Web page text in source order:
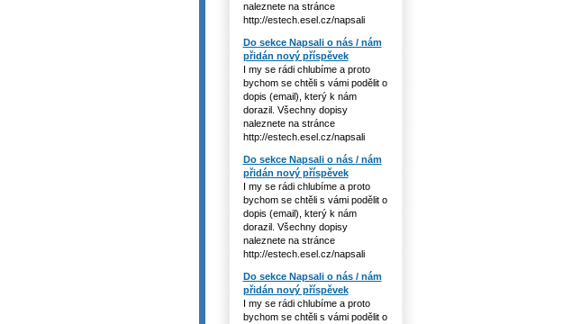
naleznete na stránce
http://estech.esel.cz/napsali
Do sekce Napsali o nás / nám
přidán nový příspěvek
I my se rádi chlubíme a proto
bychom se chtěli s vámi podělit o
dopis (email), který k nám
dorazil. Všechny dopisy
naleznete na stránce
http://estech.esel.cz/napsali
Do sekce Napsali o nás / nám
přidán nový příspěvek
I my se rádi chlubíme a proto
bychom se chtěli s vámi podělit o
dopis (email), který k nám
dorazil. Všechny dopisy
naleznete na stránce
http://estech.esel.cz/napsali
Do sekce Napsali o nás / nám
přidán nový příspěvek
I my se rádi chlubíme a proto
bychom se chtěli s vámi podělit o